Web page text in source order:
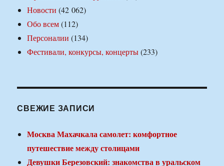
Новости (42 062)
Обо всем(112)
Персоналии (134)
Фестивали, конкурсы, концерты(233)
СВЕЖИЕ ЗАПИСИ
Москва Махачкала самолет: комфортное
путешествие между столицами
Девушки Березовский: знакомства в уральском